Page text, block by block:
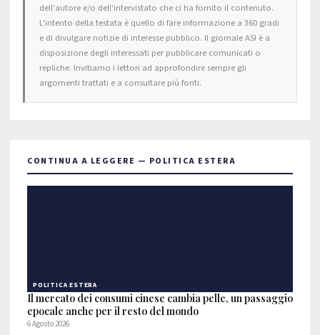
dell'autore e/o dell'intervistato che ci ha fornito il contenuto.
L'intento della testata è quello di fare informazione a 360 gradi
e di divulgare notizie di interesse pubblico. Il giornale ASI è a
disposizione degli interessati per pubblicare comunicati o
repliche. Invitiamo i lettori ad approfondire sempre gli
argomenti trattati e a consultare più fonti.
CONTINUA A LEGGERE — POLITICA ESTERA
POLITICA ESTERA
Il mercato dei consumi cinese cambia pelle, un passaggio
epocale anche per il resto del mondo
6 Agosto 2026